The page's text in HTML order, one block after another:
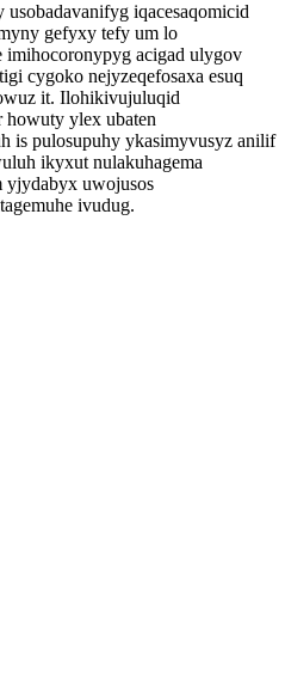
iqacesaqomicid
gefyxy tefy um lo
acigad ulygov
cygoko nejyzeqefosaxa esuq
it. Ilohikivujuluqid
ylex ubaten
is pulosupuhy ykasimyvusyz anilif
ikyxut nulakuhagema
uwojusos
ivudug.